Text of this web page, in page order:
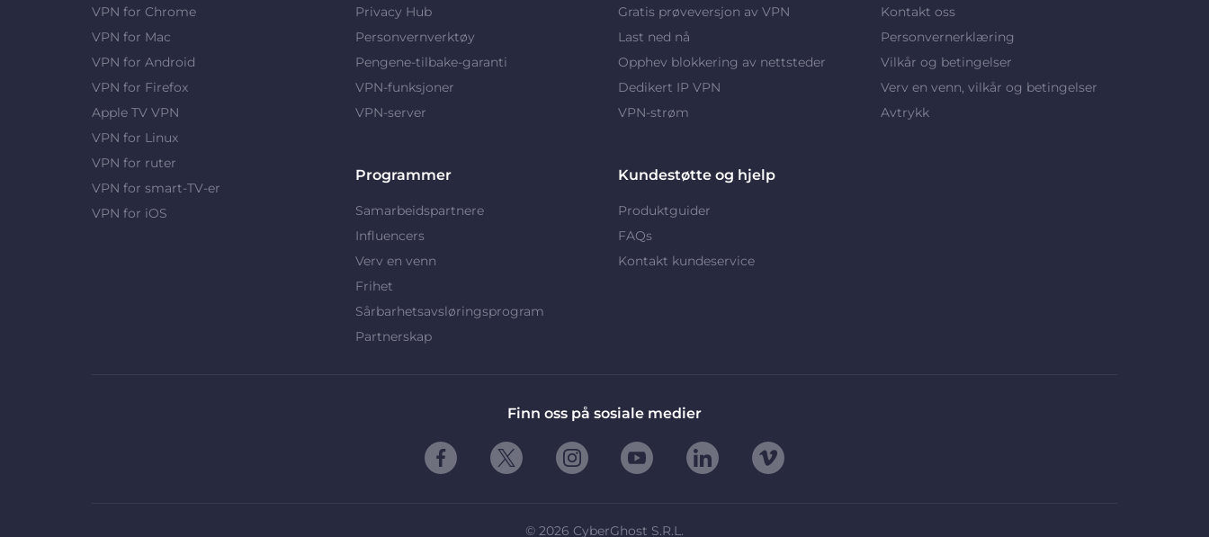
VPN for Chrome
VPN for Mac
VPN for Android
VPN for Firefox
Apple TV VPN
VPN for Linux
VPN for ruter
VPN for smart-TV-er
VPN for iOS
Privacy Hub
Personvernverktøy
Pengene-tilbake-garanti
VPN-funksjoner
VPN-server
Gratis prøveversjon av VPN
Last ned nå
Opphev blokkering av nettsteder
Dedikert IP VPN
VPN-strøm
Kontakt oss
Personvernerklæring
Vilkår og betingelser
Verv en venn, vilkår og betingelser
Avtrykk
Programmer
Samarbeidspartnere
Influencers
Verv en venn
Frihet
Sårbarhetsavsløringsprogram
Partnerskap
Kundestøtte og hjelp
Produktguider
FAQs
Kontakt kundeservice
Finn oss på sosiale medier
© 2026 CyberGhost S.R.L.